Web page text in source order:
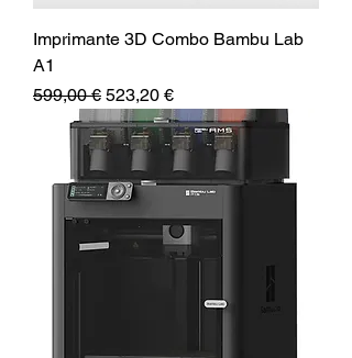
Imprimante 3D Combo Bambu Lab
A1
Prix original
599,00 € Prix promotionnel
523,20 €